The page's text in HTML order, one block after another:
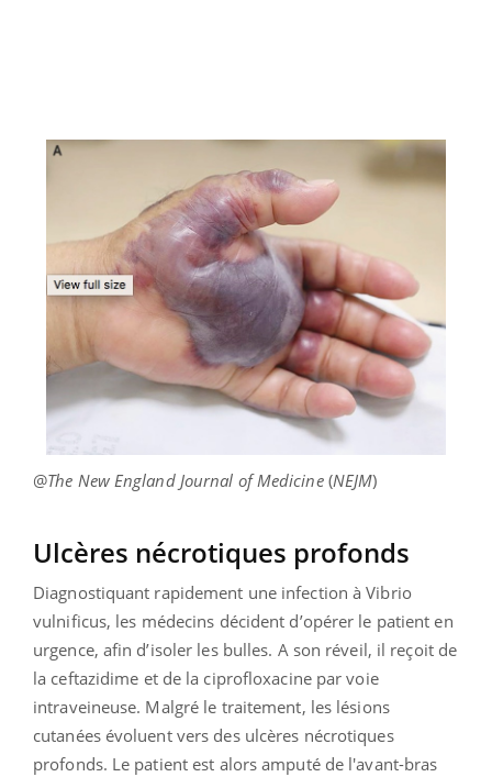
@The New England Journal of Medicine(NEJM)
Ulcères nécrotiques profonds
Diagnostiquant rapidement une infection à Vibrio
vulnificus, les médecins décident d’opérer le patient en
urgence, afin d’isoler les bulles. A son réveil, il reçoit de
la ceftazidime et de la ciprofloxacine par voie
intraveineuse. Malgré le traitement, les lésions
cutanées évoluent vers des ulcères nécrotiques
profonds. Le patient est alors amputé de l'avant-bras